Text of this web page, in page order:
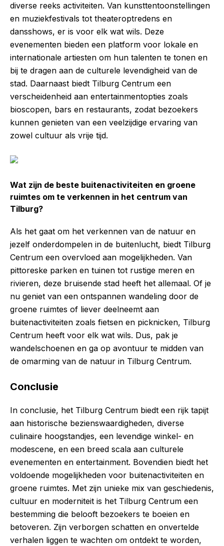
diverse reeks activiteiten. Van kunsttentoonstellingen
en muziekfestivals tot theateroptredens en
dansshows, er is voor elk wat wils. Deze
evenementen bieden een platform voor lokale en
internationale artiesten om hun talenten te tonen en
bij te dragen aan de culturele levendigheid van de
stad. Daarnaast biedt Tilburg Centrum een
verscheidenheid aan entertainmentopties zoals
bioscopen, bars en restaurants, zodat bezoekers
kunnen genieten van een veelzijdige ervaring van
zowel cultuur als vrije tijd.
Wat zijn de beste buitenactiviteiten en groene
ruimtes om te verkennen in het centrum van
Tilburg?
Als het gaat om het verkennen van de natuur en
jezelf onderdompelen in de buitenlucht, biedt Tilburg
Centrum een overvloed aan mogelijkheden. Van
pittoreske parken en tuinen tot rustige meren en
rivieren, deze bruisende stad heeft het allemaal. Of je
nu geniet van een ontspannen wandeling door de
groene ruimtes of liever deelneemt aan
buitenactiviteiten zoals fietsen en picknicken, Tilburg
Centrum heeft voor elk wat wils. Dus, pak je
wandelschoenen en ga op avontuur te midden van
de omarming van de natuur in Tilburg Centrum.
Conclusie
In conclusie, het Tilburg Centrum biedt een rijk tapijt
aan historische bezienswaardigheden, diverse
culinaire hoogstandjes, een levendige winkel- en
modescene, en een breed scala aan culturele
evenementen en entertainment. Bovendien biedt het
voldoende mogelijkheden voor buitenactiviteiten en
groene ruimtes. Met zijn unieke mix van geschiedenis,
cultuur en moderniteit is het Tilburg Centrum een
bestemming die belooft bezoekers te boeien en
betoveren. Zijn verborgen schatten en onvertelde
verhalen liggen te wachten om ontdekt te worden,